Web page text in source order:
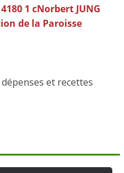
et recettes